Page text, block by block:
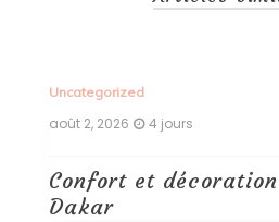
Uncategorized
août 2, 2026 4 jours
Confort et
Dakar